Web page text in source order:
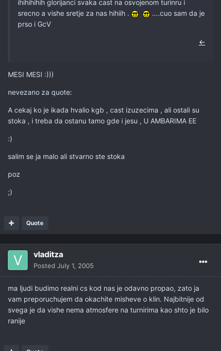
ihihihihih glorijanci svaka cast na osvojenom turinru i
srecno a vishe sretje za nas hihiih .
....cuo sam da je
prso i GcV
←
MESI MESI :)))
nevezano za quote:
A cekaj ko je ikada hvalio kgb , cast izuzecima , ali ostali su
stoka , i treba da ostanu tamo gde i jesu , U AMBARIMA EE
:)
salim se ja malo ali stvarno ste stoka
poz
;)
Quote
vladitza
Posted July 1, 2005
ma ljudi budimo realni cs kod nas je odavno propao, zato ja
vam preporuchujem da okachite misheve o klin. Najbitnije od
svega je da vishe nema atmosfere na turnirima kao shto je bilo
ranije